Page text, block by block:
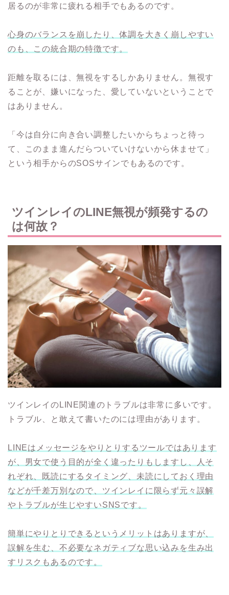
居るのが非常に疲れる相手でもあるのです。
心身のバランスを崩したり、体調を大きく崩しやすい
のも、この統合期の特徴です。
距離を取るには、無視をするしかありません。無視す
ることが、嫌いになった、愛していないということで
はありません。
「今は自分に向き合い調整したいからちょっと待っ
て、このまま進んだらついていけないから休ませて」
という相手からのSOSサインでもあるのです。
ツインレイのLINE無視が頻発するの
は何故？
ツインレイのLINE関連のトラブルは非常に多いです。
トラブル、と敢えて書いたのには理由があります。
LINEはメッセージをやりとりするツールではあります
が、男女で使う目的が全く違ったりもしますし、人そ
れぞれ、既読にするタイミング、未読にしておく理由
などが千差万別なので、ツインレイに限らず元々誤解
やトラブルが生じやすいSNSです。
簡単にやりとりできるというメリットはありますが、
誤解を生む、不必要なネガティブな思い込みを生み出
すリスクもあるのです。